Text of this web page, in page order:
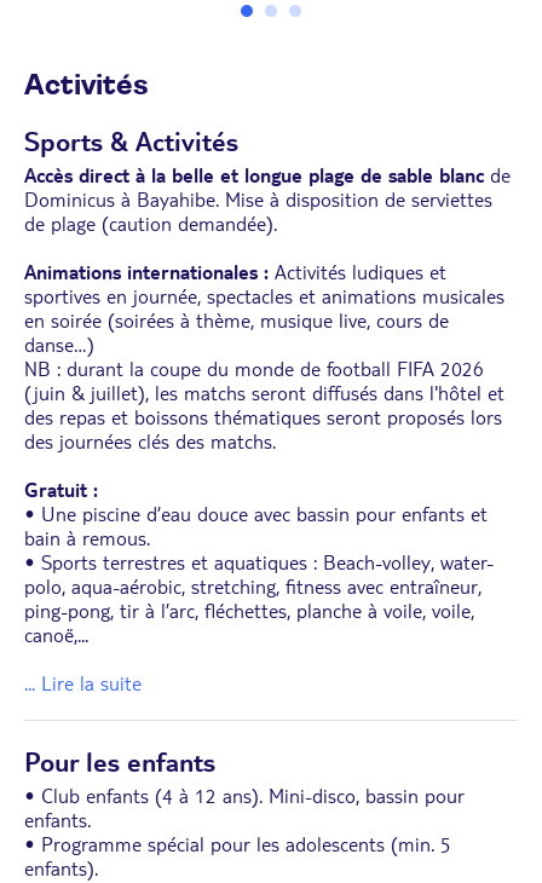
Activités
Sports & Activités
Accès direct à la belle et longue plage de sable blanc de
Dominicus à Bayahibe. Mise à disposition de serviettes
de plage (caution demandée).
Animations internationales : Activités ludiques et
sportives en journée, spectacles et animations musicales
en soirée (soirées à thème, musique live, cours de
danse…)
NB : durant la coupe du monde de football FIFA 2026
(juin & juillet), les matchs seront diffusés dans l'hôtel et
des repas et boissons thématiques seront proposés lors
des journées clés des matchs.
Gratuit :
• Une piscine d’eau douce avec bassin pour enfants et
bain à remous.
• Sports terrestres et aquatiques : Beach-volley, water-
polo, aqua-aérobic, stretching, fitness avec entraîneur,
ping-pong, tir à l’arc, fléchettes, planche à voile, voile,
canoë,...
... Lire la suite
Pour les enfants
• Club enfants (4 à 12 ans). Mini-disco, bassin pour
enfants.
• Programme spécial pour les adolescents (min. 5
enfants).